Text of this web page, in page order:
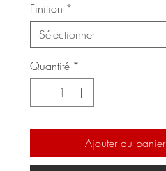
Finition *
Sélectionner
Quantité *
Ajouter au panier